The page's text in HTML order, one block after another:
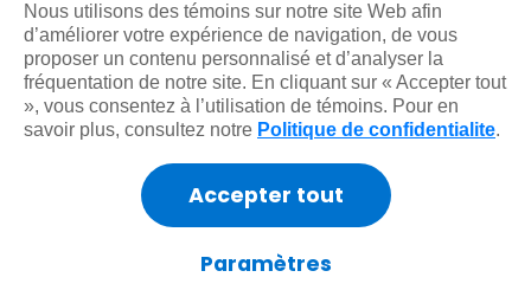
Nous utilisons des témoins sur notre site Web afin
d’améliorer votre expérience de navigation, de vous
proposer un contenu personnalisé et d’analyser la
fréquentation de notre site. En cliquant sur « Accepter tout
», vous consentez à l’utilisation de témoins. Pour en
savoir plus, consultez notre Politique de confidentialite.
Accepter tout
Paramètres